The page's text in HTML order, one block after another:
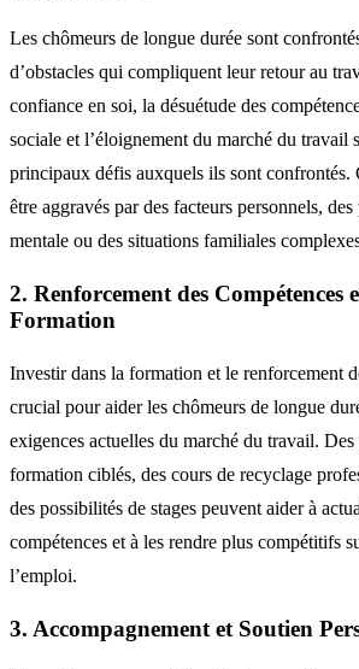
Les chômeurs de longue durée sont
d’obstacles qui compliquent leur retour au
confiance en soi, la désuétude des
sociale et l’éloignement du marché du travail
principaux défis auxquels ils sont confrontés.
être aggravés par des facteurs personnels,
mentale ou des situations familiales
2. Renforcement des Compétences
Formation
Investir dans la formation et le renforcement
crucial pour aider les chômeurs de longue
exigences actuelles du marché du travail.
formation ciblés, des cours de recyclage
des possibilités de stages peuvent aider à
compétences et à les rendre plus compétitifs
l’emploi.
3. Accompagnement et Soutien